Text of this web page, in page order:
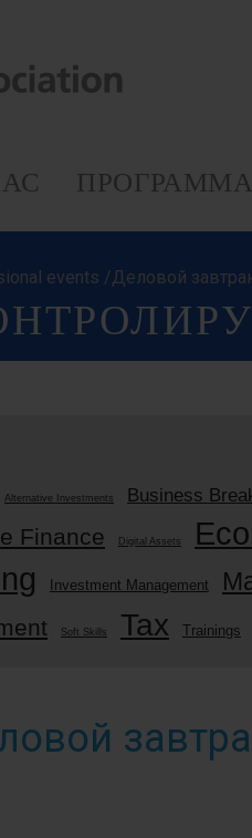
ПРОГРАММА
events /Деловой
Alternative Investments Business
Finance Digital Assets
Investment Management
Soft Skills Tax Trainings